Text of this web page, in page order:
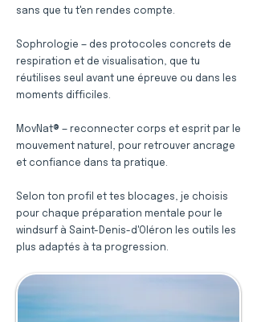
sans que tu t'en rendes compte.
Sophrologie — des protocoles concrets de
respiration et de visualisation, que tu
réutilises seul avant une épreuve ou dans les
moments difficiles.
MovNat® — reconnecter corps et esprit par le
mouvement naturel, pour retrouver ancrage
et confiance dans ta pratique.
Selon ton profil et tes blocages, je choisis
pour chaque préparation mentale pour le
windsurf à Saint-Denis-d'Oléron les outils les
plus adaptés à ta progression.